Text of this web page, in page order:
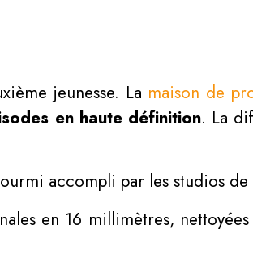
jeunesse. La maison de
en haute définition. La
accompli par les studios de
en 16 millimètres,